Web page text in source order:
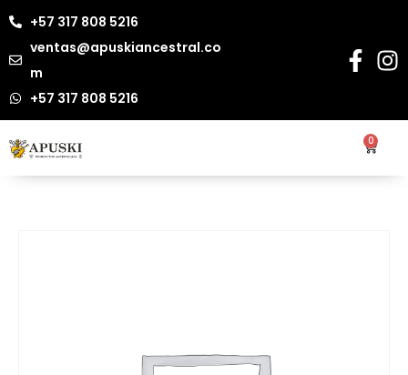
+57 317 808 5216
ventas@apuskiancestral.co
m
+57 317 808 5216
0